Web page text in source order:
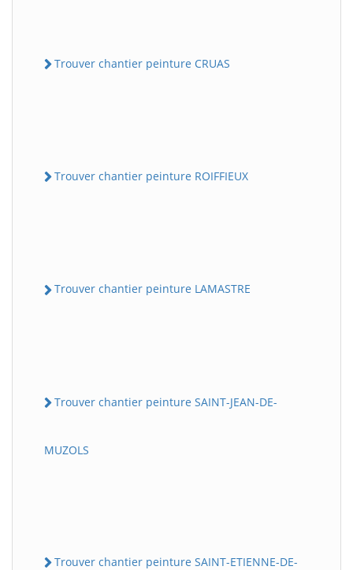
Trouver chantier peinture CRUAS
Trouver chantier peinture ROIFFIEUX
Trouver chantier peinture LAMASTRE
Trouver chantier peinture SAINT-JEAN-DE-
MUZOLS
Trouver chantier peinture SAINT-ETIENNE-DE-